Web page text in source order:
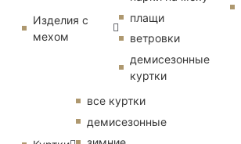
Изделия с
мехом
плащи
ветровки
демисезонные
куртки
все куртки
демисезонные